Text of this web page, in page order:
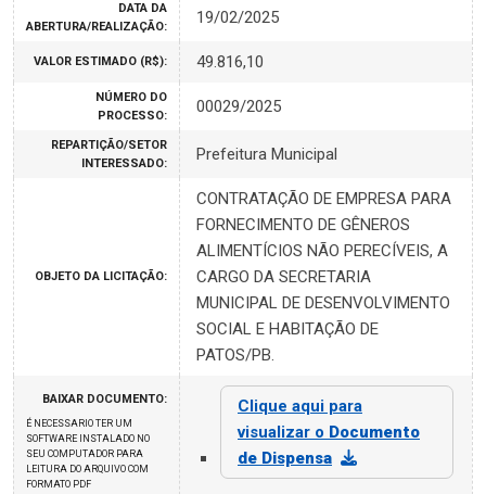
DATA DA
ABERTURA/REALIZAÇÃO:
19/02/2025
VALOR ESTIMADO (R$): 49.816,10
NÚMERO DO
PROCESSO:
00029/2025
REPARTIÇÃO/SETOR
INTERESSADO:
Prefeitura Municipal
OBJETO DA LICITAÇÃO:
CONTRATAÇÃO DE EMPRESA PARA
FORNECIMENTO DE GÊNEROS
ALIMENTÍCIOS NÃO PERECÍVEIS, A
CARGO DA SECRETARIA
MUNICIPAL DE DESENVOLVIMENTO
SOCIAL E HABITAÇÃO DE
PATOS/PB.
BAIXAR DOCUMENTO:
É NECESSARIO TER UM
SOFTWARE INSTALADO NO
SEU COMPUTADOR PARA
LEITURA DO ARQUIVO COM
FORMATO PDF
Clique aqui para
visualizar o Documento
de Dispensa